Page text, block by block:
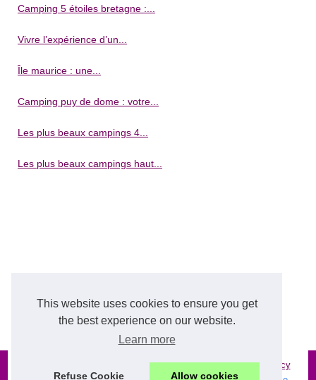
This website uses cookies to ensure you get
the best experience on our website.
Learn more
Refuse Cookie Allow cookies
Camping 5 étoiles bretagne :...
Vivre l’expérience d’un...
Île maurice : une...
Camping puy de dome : votre...
Les plus beaux campings 4...
Les plus beaux campings haut...
|Liste site internet|Cookies Policy